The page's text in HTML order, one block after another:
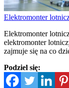
Elektromonter
Elektromonter
elektromonter
zajmuje się na co
Podziel się: